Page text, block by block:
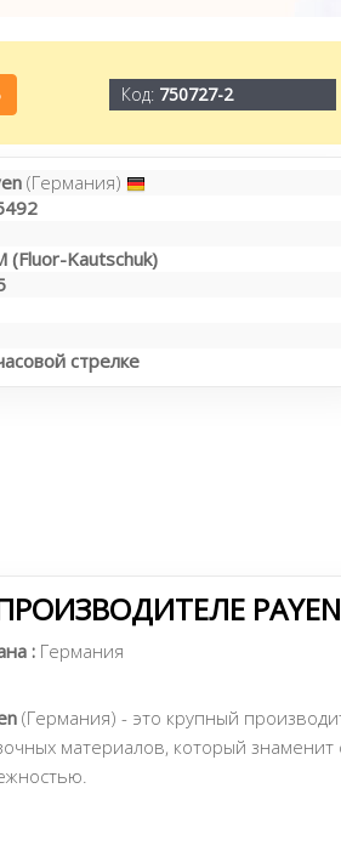
Код: 750727-2
(Германия)
(Fluor-Kautschuk)
стрелке
PAYEN
: Германия
(Германия) - это крупный
материалов, который